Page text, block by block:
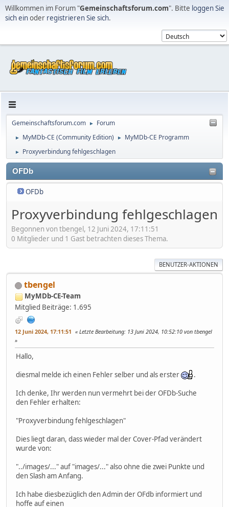
Willkommen im Forum "Gemeinschaftsforum.com". Bitte loggen Sie
sich einoder registrieren Sie sich.
Gemeinschaftsforum.com ► Forum
► MyMDb-CE (Community Edition) ► MyMDb-CE Programm
► Proxyverbindung fehlgeschlagen
OFDb
OFDb
Proxyverbindung fehlgeschlagen
Begonnen von tbengel, 12 Juni 2024, 17:11:51
0 Mitglieder und 1 Gast betrachten dieses Thema.
BENUTZER-AKTIONEN
tbengel
MyMDb-CE-Team
Mitglied Beiträge: 1.695
12 Juni 2024, 17:11:51 Letzte Bearbeitung: 13 Juni 2024, 10:52:10 von tbengel
Hallo,
diesmal melde ich einen Fehler selber und als erster
.
Ich denke, Ihr werden nun vermehrt bei der OFDb-Suche
den Fehler erhalten:
"Proxyverbindung fehlgeschlagen"
Dies liegt daran, dass wieder mal der Cover-Pfad verändert
wurde von:
"../images/..." auf "images/..." also ohne die zwei Punkte und
den Slash am Anfang.
Ich habe diesbezüglich den Admin der OFdb informiert und
hoffe auf einen